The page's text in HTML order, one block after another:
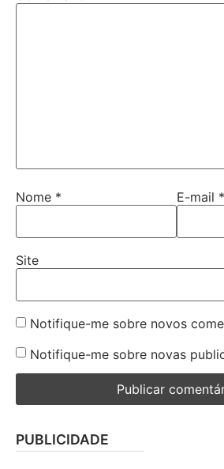
Nome * E-mail *
Site
Notifique-me sobre novos
Notifique-me sobre novas
PUBLICIDADE